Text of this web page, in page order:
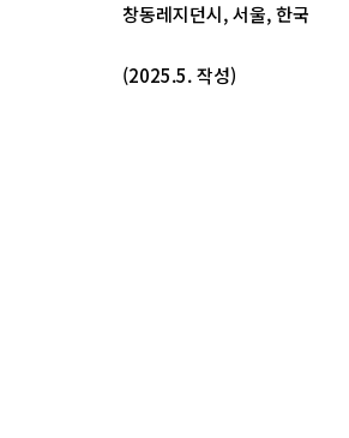
창동레지던시, 서울, 한국
(2025.5. 작성)